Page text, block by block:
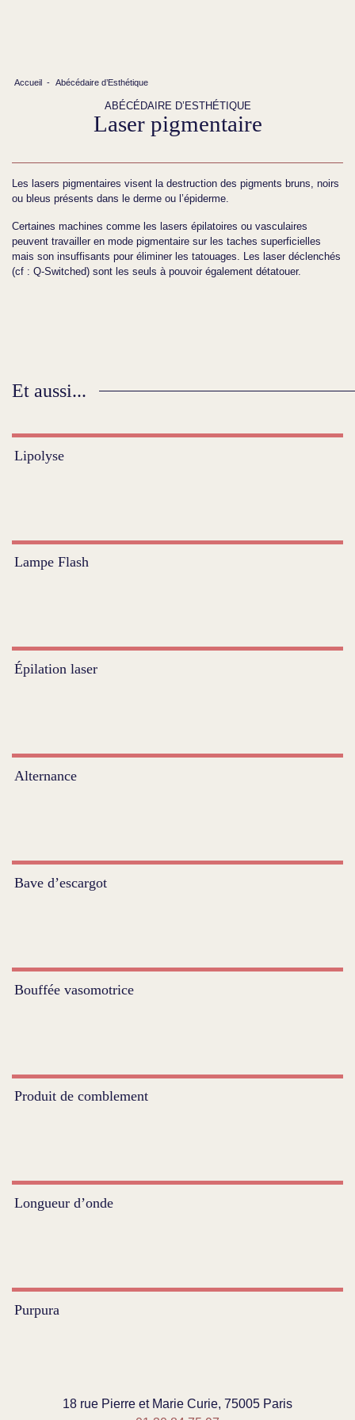
Accueil - Abécédaire d’Esthétique
ABÉCÉDAIRE D’ESTHÉTIQUE
Laser pigmentaire
Les lasers pigmentaires visent la destruction des pigments bruns, noirs
ou bleus présents dans le derme ou l’épiderme.
Certaines machines comme les lasers épilatoires ou vasculaires
peuvent travailler en mode pigmentaire sur les taches superficielles
mais son insuffisants pour éliminer les tatouages. Les laser déclenchés
(cf : Q-Switched) sont les seuls à pouvoir également détatouer.
Et aussi...
Lipolyse
Lampe Flash
Épilation laser
Alternance
Bave d’escargot
Bouffée vasomotrice
Produit de comblement
Longueur d’onde
Purpura
18 rue Pierre et Marie Curie, 75005 Paris